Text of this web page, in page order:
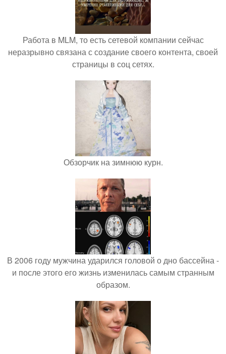
Работа в MLM, то есть сетевой компании сейчас
неразрывно связана с создание своего контента, своей
страницы в соц сетях.
Обзорчик на зимнюю курн.
В 2006 году мужчина ударился головой о дно бассейна -
и после этого его жизнь изменилась самым странным
образом.